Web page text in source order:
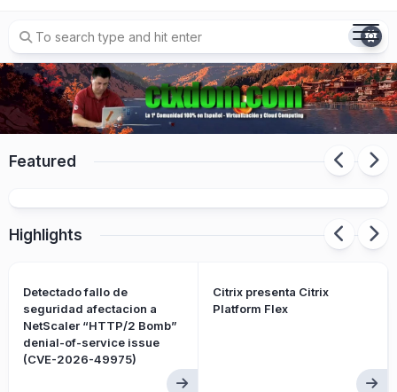
content
Featured
Highlights
Detectado fallo de
seguridad afectacion a
NetScaler “HTTP/2 Bomb”
denial-of-service issue
(CVE-2026-49975)
Citrix presenta Citrix
Platform Flex